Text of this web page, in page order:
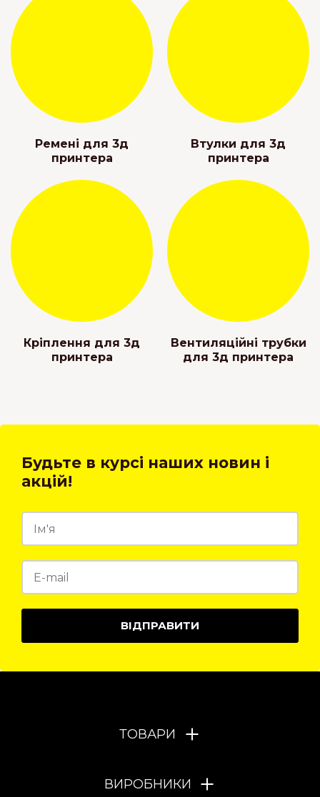
Ремені для 3д
принтера
Втулки для 3д
принтера
Кріплення для 3д
принтера
Вентиляційні трубки
для 3д принтера
Будьте в курсі наших новин і
акцій!
ВІДПРАВИТИ
ТОВАРИ
ВИРОБНИКИ